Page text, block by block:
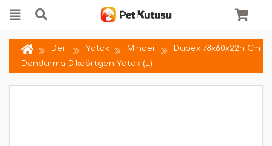
Deri Yatak Minder
Dubex 78x60x22h Cm
Dondurma Dikdörtgen Yatak (L)